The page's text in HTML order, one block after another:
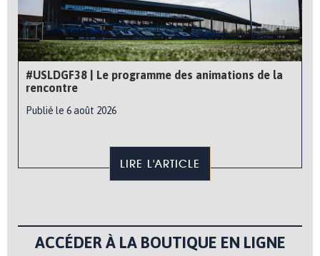
#USLDGF38 | Le programme des animations de la
rencontre
Publié le 6 août 2026
LIRE L'ARTICLE
ACCÉDER À LA BOUTIQUE EN LIGNE